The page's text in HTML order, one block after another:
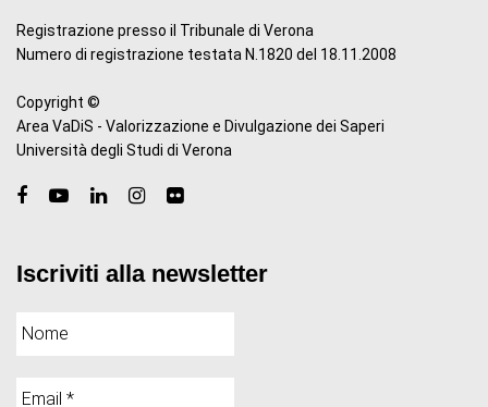
Registrazione presso il Tribunale di Verona
Numero di registrazione testata N.1820 del 18.11.2008
Copyright ©
Area VaDiS - Valorizzazione e Divulgazione dei Saperi
Università degli Studi di Verona
Iscriviti alla newsletter